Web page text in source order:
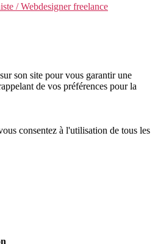
/ Webdesigner freelance
son site pour vous garantir une
de vos préférences pour la
consentez à l'utilisation de tous les